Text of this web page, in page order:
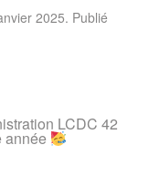
2025. Publié
LCDC 42
année